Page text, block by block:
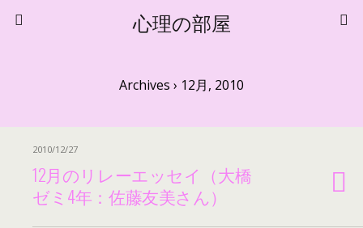
心理の部屋
Archives › 12月, 2010
2010/12/27
12月のリレーエッセイ（大橋
ゼミ4年：佐藤友美さん）